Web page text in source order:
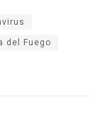
del Fuego